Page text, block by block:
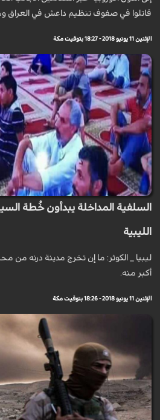
قاتلوا في صفوف تنظيم داعش في العراق
الإثنين 11 يونيو 2018 - 18:27 بتوقيت مكة
السلفية المداخلة يبدأون خُطة
الليبية
ليبيا _ الكوثر: ما إن تخرج مدينة درنه
أكبر منه.
الإثنين 11 يونيو 2018 - 18:26 بتوقيت مكة